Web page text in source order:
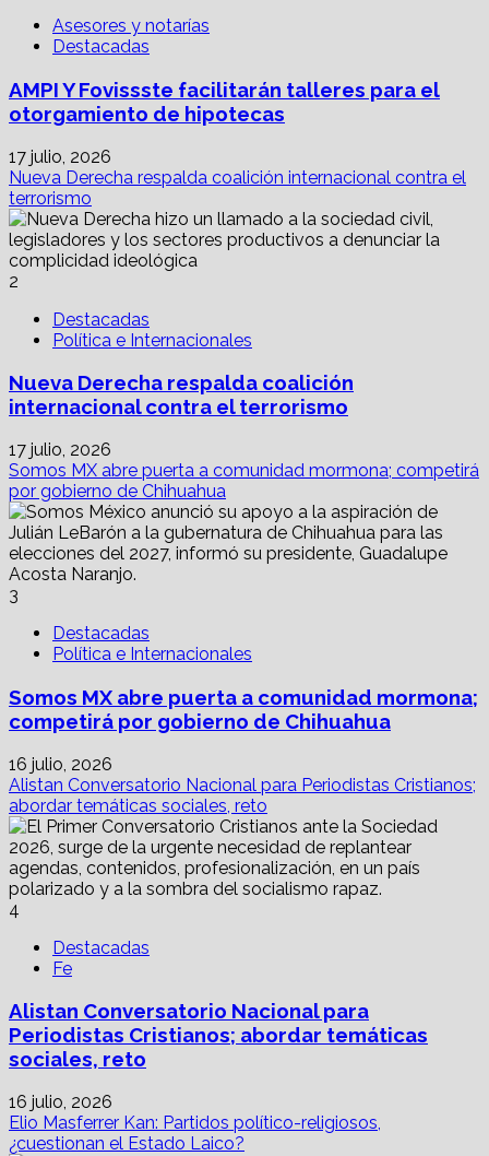
Asesores y notarías
Destacadas
AMPI Y Fovissste facilitarán talleres para el
otorgamiento de hipotecas
17 julio, 2026
Nueva Derecha respalda coalición internacional contra el
terrorismo
2
Destacadas
Política e Internacionales
Nueva Derecha respalda coalición
internacional contra el terrorismo
17 julio, 2026
Somos MX abre puerta a comunidad mormona; competirá
por gobierno de Chihuahua
3
Destacadas
Política e Internacionales
Somos MX abre puerta a comunidad mormona;
competirá por gobierno de Chihuahua
16 julio, 2026
Alistan Conversatorio Nacional para Periodistas Cristianos;
abordar temáticas sociales, reto
4
Destacadas
Fe
Alistan Conversatorio Nacional para
Periodistas Cristianos; abordar temáticas
sociales, reto
16 julio, 2026
Elio Masferrer Kan: Partidos político-religiosos,
¿cuestionan el Estado Laico?